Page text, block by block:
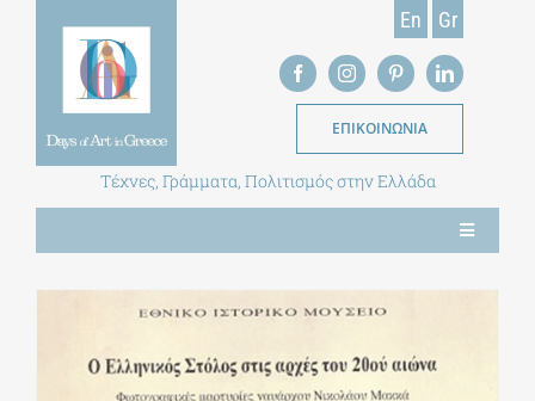
En Gr
ΕΠΙΚΟΙΝΩΝΙΑ
Τέχνες, Γράμματα, Πολιτισμός στην Ελλάδα
Toggle
Navigation
ΝΕΑ
ΕΝΤΥΠΗ ΕΚΔΟΣΗ